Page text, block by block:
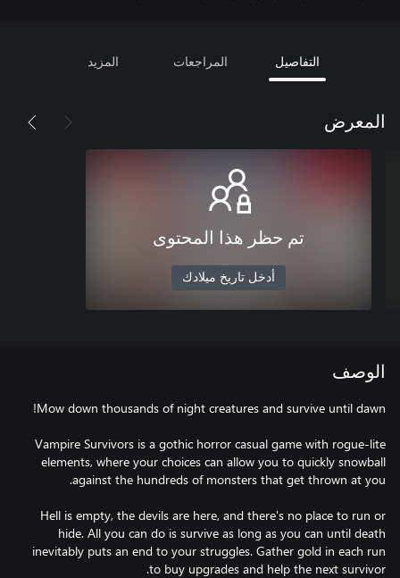
التفاصيل المراجعات المزيد
المعرض
تم حظر هذا المحتوى
أدخل تاريخ ميلادك
الوصف
Vampire Survivors is a gothic horror casual game with rogue-lite
elements, where your choices can allow you to quickly snowball
Hell is empty, the devils are here, and there's no place to run or
hide. All you can do is survive as long as you can until death
inevitably puts an end to your struggles. Gather gold in each run